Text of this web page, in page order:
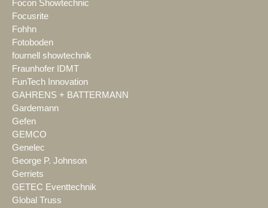
Focon Showtechnic
Focusrite
Fohhn
Fotoboden
fournell showtechnik
Fraunhofer IDMT
FunTech Innovation
GAHRENS + BATTERMANN
Gardemann
Gefen
GEMCO
Genelec
George P. Johnson
Gerriets
GETEC Eventtechnik
Global Truss